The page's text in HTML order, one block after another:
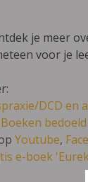
je meer
voor je
DCD en
Youtube,
e-boek